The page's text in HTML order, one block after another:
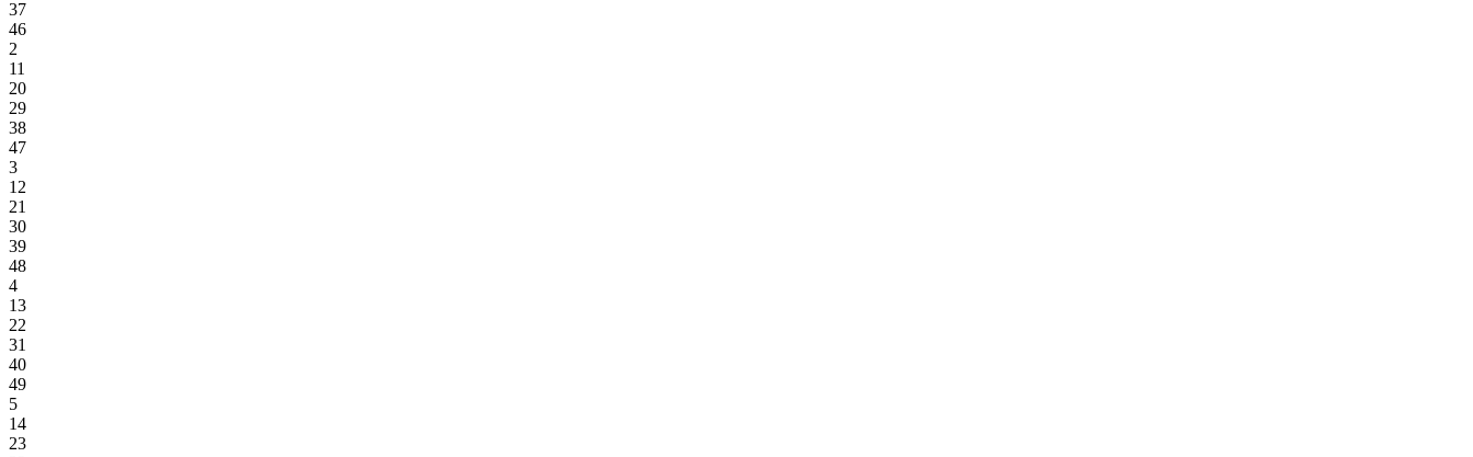
37
46
2
11
20
29
38
47
3
12
21
30
39
48
4
13
22
31
40
49
5
14
23